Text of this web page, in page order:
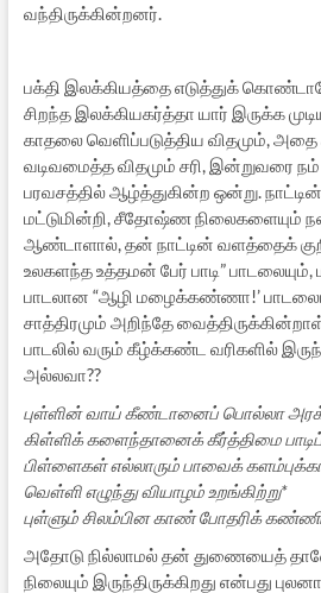
வந்திருக்கின்றனர்.
பக்தி இலக்கியத்தை எடுத்துக்
சிறந்த இலக்கியகர்த்தா யார் இருக்க
காதலை வெளிப்படுத்திய விதமும்,
வடிவமைத்த விதமும் சரி, இன்றுவரை
பரவசத்தில் ஆழ்த்துகின்ற ஒன்று.
மட்டுமின்றி, சீதோஷ்ண நிலைகளையும்
ஆண்டாளால், தன் நாட்டின் வளத்தைக்
உலகளந்த உத்தமன் பேர் பாடி”
பாடலான “ஆழி மழைக்கண்ணா!’
சாத்திரமும் அறிந்தே
பாடலில் வரும் கீழ்க்கண்ட வரிகளில்
அல்லவா??
புள்ளின் வாய் கீண்டானைப் பொல்லா
கிள்ளிக் களைந்தானைக் கீர்த்திமை
பிள்ளைகள் எல்லாரும் பாவைக்
வெள்ளி எழுந்து வியாழம் உறங்கிற்று*
புள்ளும் சிலம்பின காண் போதரிக்
அதோடு நில்லாமல் தன் துணையைத்
நிலையும் இருந்திருக்கிறது என்பது